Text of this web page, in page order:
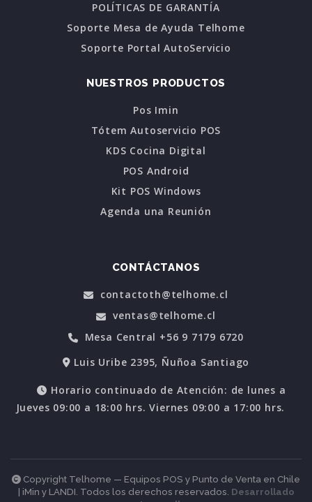
POLÍTICAS DE GARANTÍA
Soporte Mesa de Ayuda Telhome
Soporte Portal AutoServicio
NUESTROS PRODUCTOS
Pos Imin
Tótem Autoservicio POS
KDS Cocina Digital
POS Android
Kit POS Windows
Agenda una Reunión
CONTÁCTANOS
contactoth@telhome.cl
ventas@telhome.cl
Mesa Central +56 9 7179 6720
Luis Uribe 2395, Ñuñoa Santiago
Horario continuado de Atención: de lunes a
Jueves 09:00 a 18:00 hrs. Viernes 09:00 a 17:00 hrs.
Copyright Telhome — Equipos POS y Punto de Venta en Chile
| iMin y LANDI. Todos los derechos reservados. Desarrollado